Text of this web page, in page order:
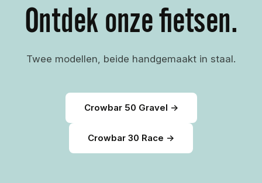
Ontdek onze fietsen.
Twee modellen, beide handgemaakt in staal.
Crowbar 50 Gravel →
Crowbar 30 Race →